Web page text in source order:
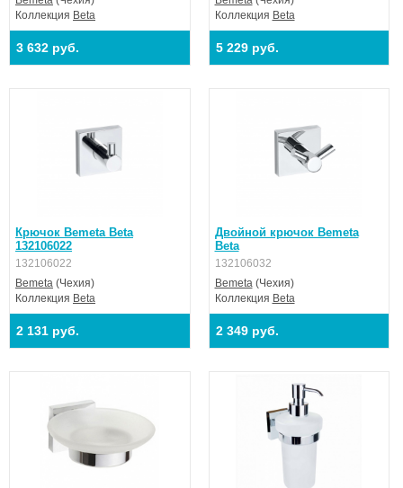
Коллекция Beta
3 632 руб.
Коллекция Beta
5 229 руб.
Крючок Bemeta Beta
132106022
132106022
Bemeta (Чехия)
Коллекция Beta
2 131 руб.
Двойной крючок Bemeta
Beta
132106032
Bemeta(Чехия)
Коллекция Beta
2 349 руб.